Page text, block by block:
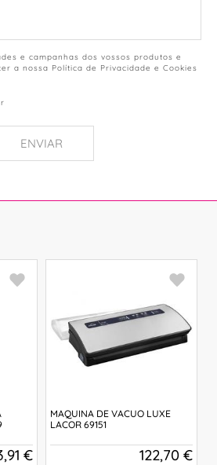
e campanhas dos vossos produtos e
a nossa Política de Privacidade e Cookies
ENVIAR
€
MAQUINA DE VACUO LUXE
LACOR 69151
122,70 €